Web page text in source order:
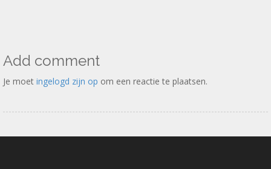
Add comment
Je moet ingelogd zijn op om een reactie te plaatsen.